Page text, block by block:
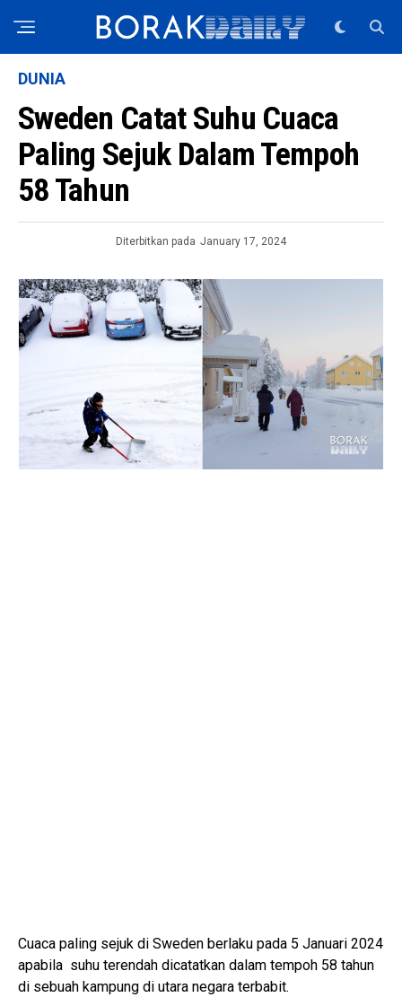
DUNIA
Sweden Catat Suhu Cuaca
Paling Sejuk Dalam Tempoh
58 Tahun
Diterbitkan pada January 17, 2024
Cuaca paling sejuk di Sweden berlaku pada 5 Januari 2024
apabila suhu terendah dicatatkan dalam tempoh 58 tahun
di sebuah kampung di utara negara terbabit.